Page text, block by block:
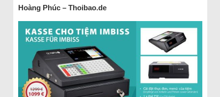
Hoàng Phúc – Thoibao.de